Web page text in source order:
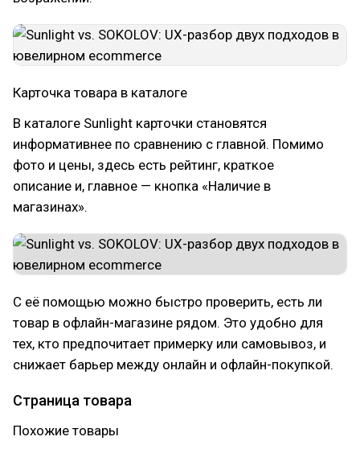
Карточка товара в каталоге
В каталоге Sunlight карточки становятся
информативнее по сравнению с главной. Помимо
фото и цены, здесь есть рейтинг, краткое
описание и, главное — кнопка «Наличие в
магазинах».
С её помощью можно быстро проверить, есть ли
товар в офлайн-магазине рядом. Это удобно для
тех, кто предпочитает примерку или самовывоз, и
снижает барьер между онлайн и офлайн-покупкой.
Страница товара
Похожие товары